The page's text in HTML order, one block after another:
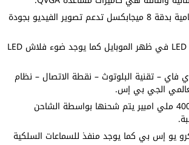
بينما الكاميرا الامامية بدقة 8 ميجابكسل تدعم تصوير الفيديو بجودة
يوجد ضوء فلاش LED في ظهر الموبايل كما يوجد ضوء فلاش LED
فاي – تقنية البلوتوث – نقطة الاتصال – نظام
الجي بي إس.
البطارية بسعة 4000 ملي امبير يتم شحنها بواسطة الشاحن
يو إس بي كما يوجد منفذ للسماعات السلكية